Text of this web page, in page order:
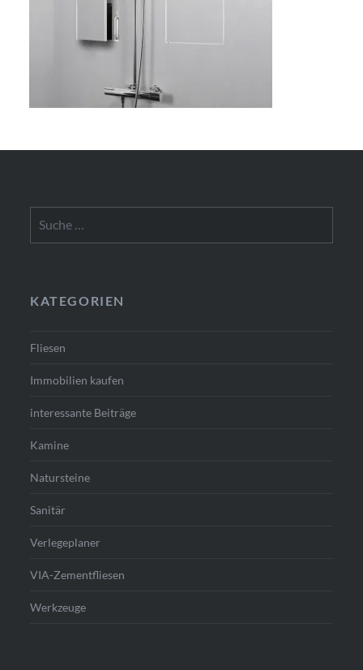
nach:
KATEGORIEN
Fliesen
Immobilien kaufen
interessante Beiträge
Kamine
Natursteine
Sanitär
Verlegeplaner
VIA-Zementfliesen
Werkzeuge